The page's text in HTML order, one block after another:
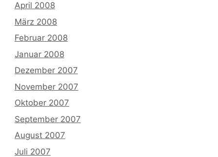
April 2008
März 2008
Februar 2008
Januar 2008
Dezember 2007
November 2007
Oktober 2007
September 2007
August 2007
Juli 2007